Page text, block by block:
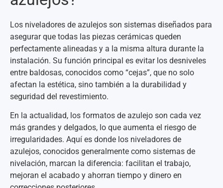
Los niveladores de azulejos son sistemas diseñados para
asegurar que todas las piezas cerámicas queden
perfectamente alineadas y a la misma altura durante la
instalación. Su función principal es evitar los desniveles
entre baldosas, conocidos como “cejas”, que no solo
afectan la estética, sino también a la durabilidad y
seguridad del revestimiento.
En la actualidad, los formatos de azulejo son cada vez
más grandes y delgados, lo que aumenta el riesgo de
irregularidades. Aquí es donde los niveladores de
azulejos, conocidos generalmente como sistemas de
nivelación, marcan la diferencia: facilitan el trabajo,
mejoran el acabado y ahorran tiempo y dinero en